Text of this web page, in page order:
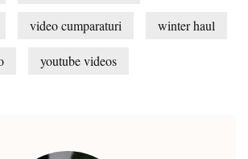
video cumparaturi winter haul
youtube videos